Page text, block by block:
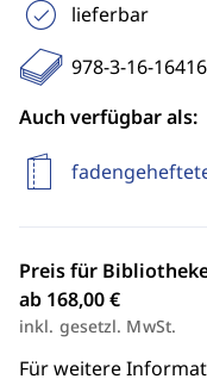
lieferbar
978-3-16-
Auch verfügbar als:
Preis für
ab 168,00 €
inkl. gesetzl. MwSt.
Für weitere